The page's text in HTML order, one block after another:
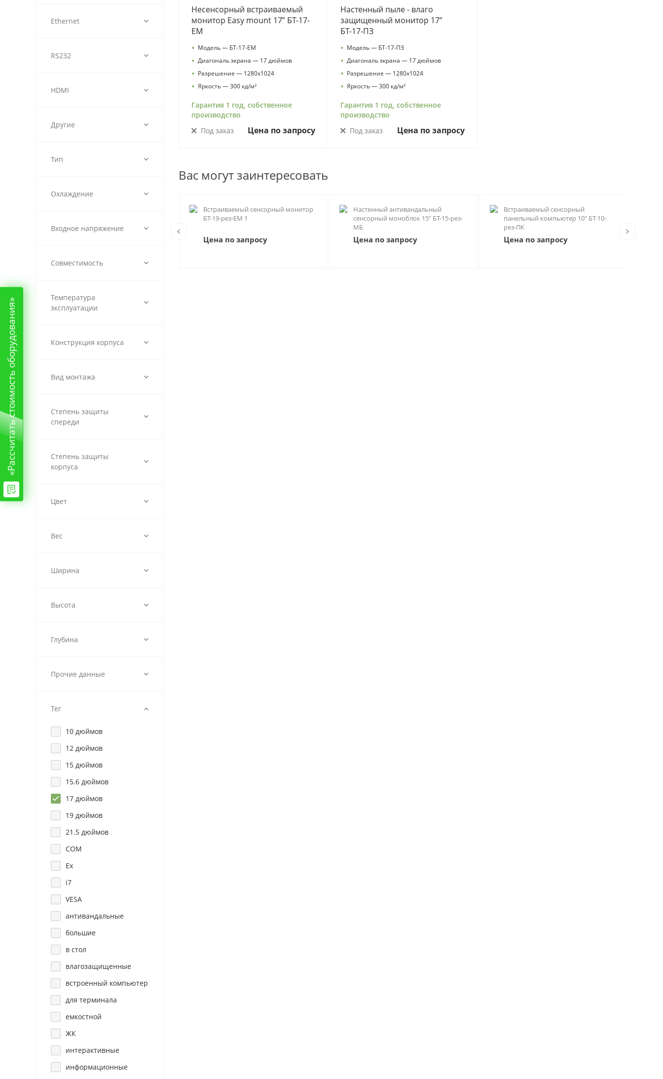
Ethernet
RS232
HDMI
Другие
Тип
Охлаждение
Входное напряжение
Совместимость
Температура
эксплуатации
Конструкция корпуса
Вид монтажа
Степень защиты
спереди
Степень защиты
корпуса
Цвет
Вес
Ширина
Высота
Глубина
Прочие данные
Тег
10 дюймов
12 дюймов
15 дюймов
15.6 дюймов
17 дюймов
19 дюймов
21.5 дюймов
COM
Ex
i7
VESA
антивандальные
большие
в стол
влагозащищенные
встроенный компьютер
для терминала
емкостной
ЖК
интерактивные
информационные
Несенсорный встраиваемый
монитор Easy mount 17” БТ-17-
EM
• Модель — БТ-17-EM
• Диагональ экрана — 17 дюймов
• Разрешение — 1280х1024
• Яркость — 300 кд/м²
Гарантия 1 год, собственное
производство
Под заказ
Цена по запросу
Настенный пыле - влаго
защищенный монитор 17”
БТ-17-ПЗ
• Модель — БТ-17-ПЗ
• Диагональ экрана — 17 дюймов
• Разрешение — 1280х1024
• Яркость — 300 кд/м²
Гарантия 1 год, собственное
производство
Под заказ
Цена по запросу
Вас могут заинтересовать
рез-ПК
Встраиваемый сенсорный монитор
БТ-19-рез-ЕМ 1
Цена по запросу
Настенный антивандальный
сенсорный моноблок 15” БТ-15-рез-
МБ
Цена по запросу
Встраиваемый сенсорный
панельный компьютер 10" БТ-10-
рез-ПК
Цена по запросу
«Рассчитать стоимость оборудования»